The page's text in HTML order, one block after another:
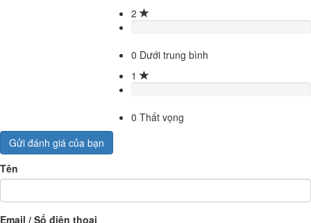
2
0 Dưới trung bình
1
0 Thất vọng
Gửi đánh giá của bạn
Tên
Email / Số điện thoại